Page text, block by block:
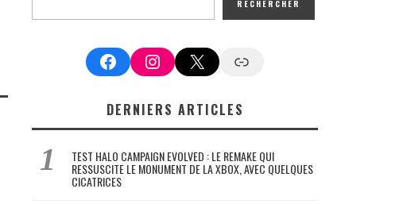
RECHERCHER
FacebookInstagram
X Google News
DERNIERS ARTICLES
TEST HALO CAMPAIGN EVOLVED : LE REMAKE QUI
RESSUSCITE LE MONUMENT DE LA XBOX, AVEC QUELQUES
CICATRICES